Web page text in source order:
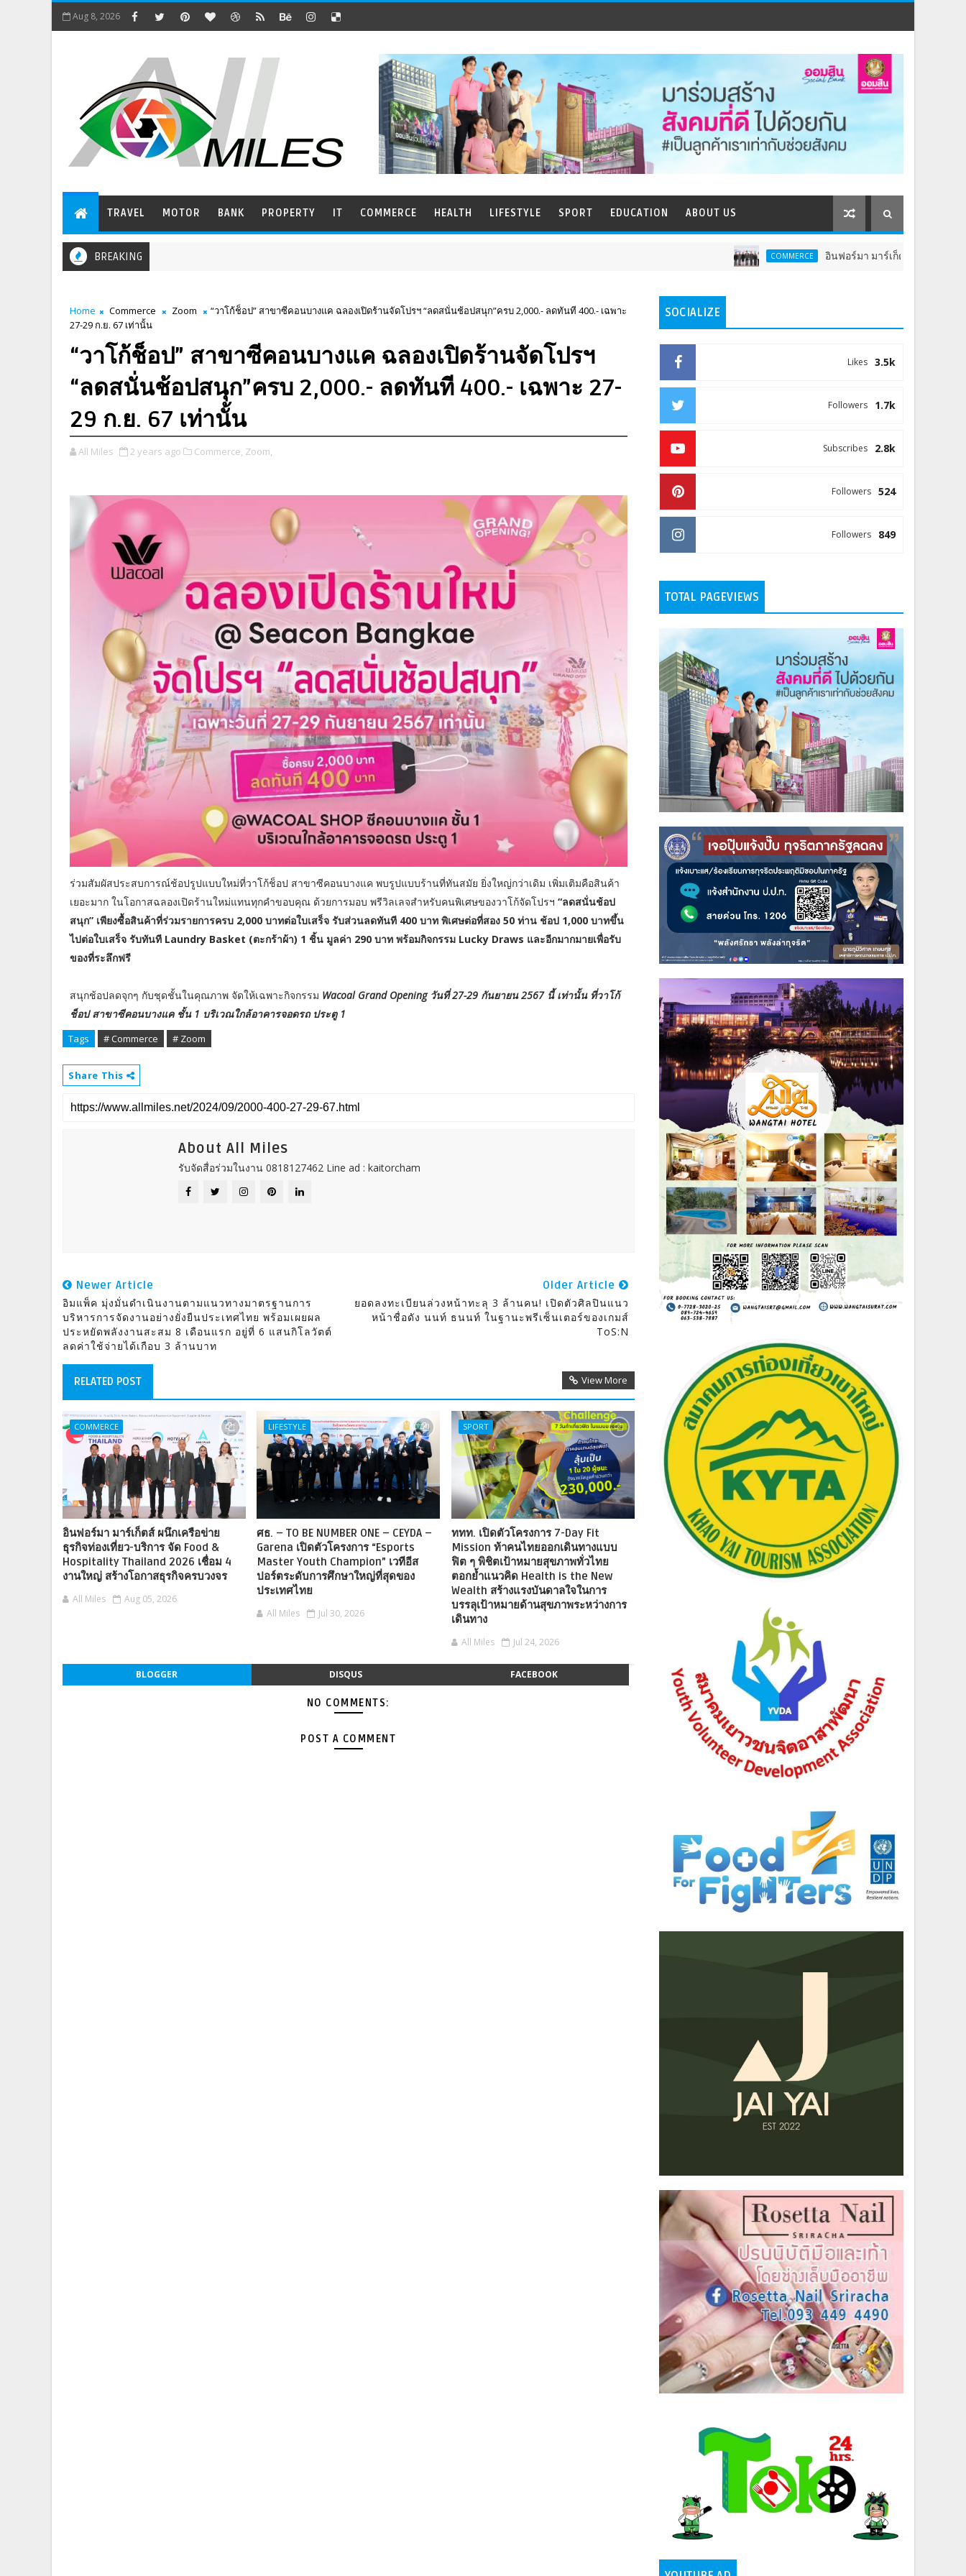
Aug 8, 2026
TRAVEL MOTOR BANK PROPERTY IT COMMERCE HEALTH LIFESTYLE SPORT EDUCATION ABOUT US
BREAKING COMMERCE อินฟอร์มา มาร์เก็ตส์ ผนึกเครือข่ายธุรกิจท่อง
Home Commerce Zoom
“วาโก้ช็อป” สาขาซีคอนบางแค ฉลองเปิดร้านจัดโปรฯ “ลดสนั่นช้อปสนุก”ครบ 2,000.- ลดทันที 400.- เฉพาะ
27-29 ก.ย. 67 เท่านั้น
“วาโก้ช็อป” สาขาซีคอนบางแค ฉลองเปิดร้านจัดโปรฯ
“ลดสนั่นช้อปสนุก”ครบ 2,000.- ลดทันที 400.- เฉพาะ 27-
29 ก.ย. 67 เท่านั้น
All Miles 2 years ago Commerce, Zoom,
ร่วมสัมผัสประสบการณ์ช้อปรูปแบบใหม่ที่วาโก้ช็อป สาขาซีคอนบางแค พบรูปแบบร้านที่ทันสมัย ยิ่งใหญ่กว่าเดิม เพิ่มเติมคือสินค้า
เยอะมาก ในโอกาสฉลองเปิดร้านใหม่แทนทุกคำขอบคุณ ด้วยการมอบ พรีวิลเลจสำหรับคนพิเศษของวาโก้จัดโปรฯ “ลดสนั่นช้อป
สนุก” เพียงซื้อสินค้าที่ร่วมรายการครบ 2,000 บาทต่อใบเสร็จ รับส่วนลดทันที 400 บาท พิเศษต่อที่สอง 50 ท่าน ช้อป 1,000 บาทขึ้น
ไปต่อใบเสร็จ รับทันที Laundry Basket (ตะกร้าผ้า) 1 ชิ้น มูลค่า 290 บาท พร้อมกิจกรรม Lucky Draws และอีกมากมายเพื่อรับ
ของที่ระลึกฟรี
สนุกช้อปลดจุกๆ กับชุดชั้นในคุณภาพ จัดให้เฉพาะกิจกรรม Wacoal Grand Opening วันที่ 27-29 กันยายน 2567 นี้ เท่านั้น ที่วาโก้
ช็อป สาขาซีคอนบางแค ชั้น 1 บริเวณใกล้อาคารจอดรถ ประตู 1
Tags # Commerce # Zoom
Share This
About All Miles
รับจัดสื่อร่วมในงาน 0818127462 Line ad : kaitorcham
Newer Article
อิมแพ็ค มุ่งมั่นดำเนินงานตามแนวทางมาตรฐานการ
บริหารการจัดงานอย่างยั่งยืนประเทศไทย พร้อมเผยผล
ประหยัดพลังงานสะสม 8 เดือนแรก อยู่ที่ 6 แสนกิโลวัตต์
ลดค่าใช้จ่ายได้เกือบ 3 ล้านบาท
Older Article
ยอดลงทะเบียนล่วงหน้าทะลุ 3 ล้านคน! เปิดตัวศิลปินแนว
หน้าชื่อดัง นนท์ ธนนท์ ในฐานะพรีเซ็นเตอร์ของเกมส์
ToS:N
RELATED POST View More
COMMERCE
อินฟอร์มา มาร์เก็ตส์ ผนึกเครือข่าย
ธุรกิจท่องเที่ยว-บริการ จัด Food &
Hospitality Thailand 2026 เชื่อม 4
งานใหญ่ สร้างโอกาสธุรกิจครบวงจร
All Miles Aug 05, 2026
LIFESTYLE
ศธ. – TO BE NUMBER ONE – CEYDA –
Garena เปิดตัวโครงการ “Esports
Master Youth Champion” เวทีอีส
ปอร์ตระดับการศึกษาใหญ่ที่สุดของ
ประเทศไทย
All Miles Jul 30, 2026
SPORT
ททท. เปิดตัวโครงการ 7-Day Fit
Mission ท้าคนไทยออกเดินทางแบบ
ฟิต ๆ พิชิตเป้าหมายสุขภาพทั่วไทย
ตอกย้ำแนวคิด Health is the New
Wealth สร้างแรงบันดาลใจในการ
บรรลุเป้าหมายด้านสุขภาพระหว่างการ
เดินทาง
All Miles Jul 24, 2026
BLOGGER DISQUS FACEBOOK
NO COMMENTS:
POST A COMMENT
SOCIALIZE
3.5k
Likes
1.7k
Followers
2.8k
Subscribes
524
Followers
849
Followers
TOTAL PAGEVIEWS